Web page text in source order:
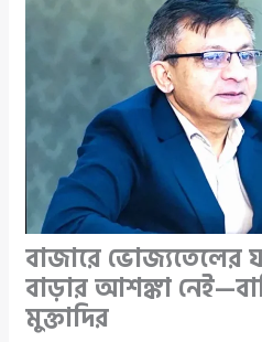
বাজারে ভোজ্যতেলের
বাড়ার আশঙ্কা
মুক্তাদির